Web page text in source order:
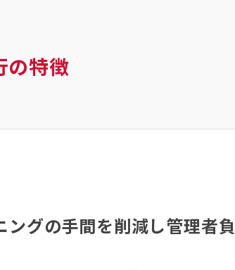
の特徴
ングの手間を削減し管理者